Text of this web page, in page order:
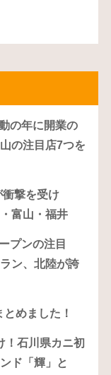
の年に開業の
の注目店7つを
衝撃を受け
富山・福井
プンの注目
ン、北陸が誇
めました！
！石川県カニ初
ド「輝」と